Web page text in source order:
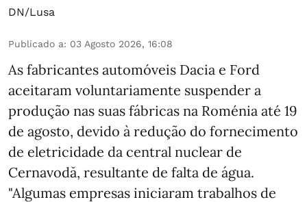
DN/Lusa
Publicado a: 03 Agosto 2026, 16:08
As fabricantes automóveis Dacia e Ford
aceitaram voluntariamente suspender a
produção nas suas fábricas na Roménia até 19
de agosto, devido à redução do fornecimento
de eletricidade da central nuclear de
Cernavodă, resultante de falta de água.
"Algumas empresas iniciaram trabalhos de